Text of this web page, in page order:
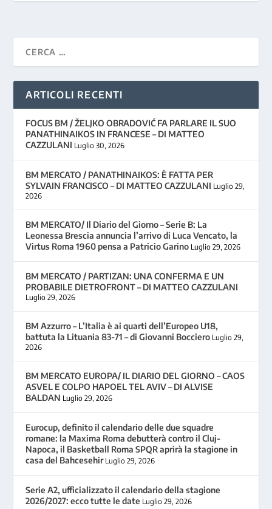
ARTICOLI RECENTI
FOCUS BM / ŽELJKO OBRADOVIĆ FA PARLARE IL SUO
PANATHINAIKOS IN FRANCESE – DI MATTEO
CAZZULANI Luglio 30, 2026
BM MERCATO / PANATHINAIKOS: È FATTA PER
SYLVAIN FRANCISCO – DI MATTEO CAZZULANI Luglio 29,
2026
BM MERCATO/ Il Diario del Giorno – Serie B: La
Leonessa Brescia annuncia l’arrivo di Luca Vencato, la
Virtus Roma 1960 pensa a Patricio Garino Luglio 29, 2026
BM MERCATO / PARTIZAN: UNA CONFERMA E UN
PROBABILE DIETROFRONT – DI MATTEO CAZZULANI
Luglio 29, 2026
BM Azzurro – L’Italia è ai quarti dell’Europeo U18,
battuta la Lituania 83-71 – di Giovanni Bocciero Luglio 29,
2026
BM MERCATO EUROPA/ IL DIARIO DEL GIORNO – CAOS
ASVEL E COLPO HAPOEL TEL AVIV – DI ALVISE
BALDAN Luglio 29, 2026
Eurocup, definito il calendario delle due squadre
romane: la Maxima Roma debutterà contro il Cluj-
Napoca, il Basketball Roma SPQR aprirà la stagione in
casa del Bahcesehir Luglio 29, 2026
Serie A2, ufficializzato il calendario della stagione
2026/2027: ecco tutte le date Luglio 29, 2026